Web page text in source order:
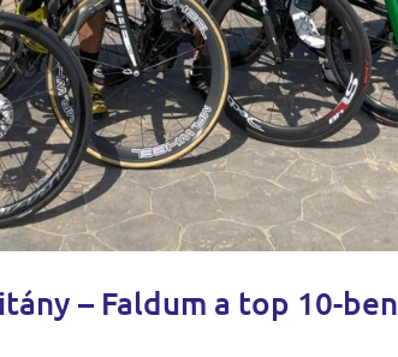
– Faldum a top 10-ben